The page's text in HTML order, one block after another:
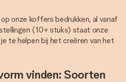
onze koffers bedrukken, al vanaf
(10+ stuks) staat onze
te helpen bij het creëren van het
vinden: Soorten